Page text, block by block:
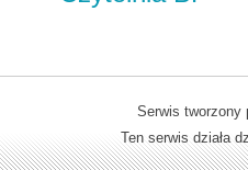
Serwis
Ten serwis działa